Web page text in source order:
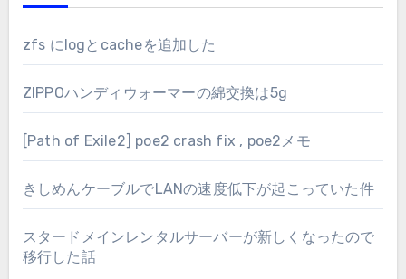
zfs にlogとcacheを追加した
ZIPPOハンディウォーマーの綿交換は5g
[Path of Exile2] poe2 crash fix , poe2メモ
きしめんケーブルでLANの速度低下が起こっていた件
スタードメインレンタルサーバーが新しくなったので
移行した話